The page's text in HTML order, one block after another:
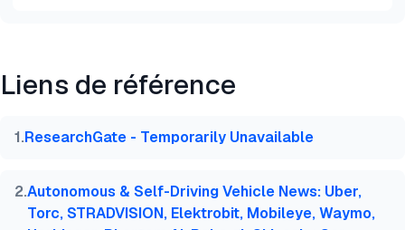
@misc{dilmegani2026,
title  = {{Top 50 cas d'utilisation et études
howpublished    = {\url{https://aimultiple.com/
  note   = {AIMultiple. Consulté le 10 Mars 2026}
}
Liens de référence
1.ResearchGate - Temporarily Unavailable
2.Autonomous & Self-Driving Vehicle News: Uber,
Torc, STRADVISION, Elektrobit, Mobileye, Waymo,